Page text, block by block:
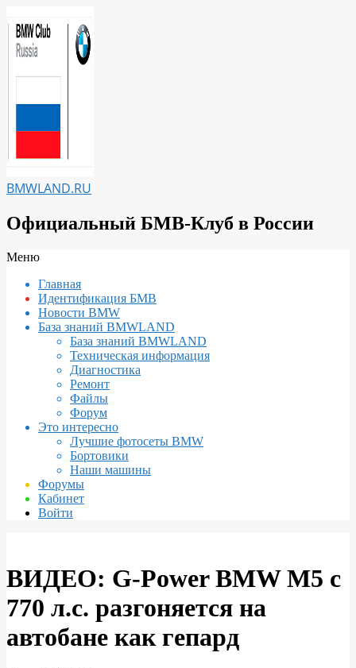
к
содержимому
BMWLAND.RU
Официальный БМВ-Клуб в России
Вторичное
навигации
Меню
Главная
Идентификация БМВ
Новости BMW
База знаний BMWLAND
База знаний BMWLAND
Техническая информация
Диагностика
Ремонт
Файлы
Форум
Это интересно
Лучшие фотосеты BMW
Бортовики
Наши машины
Форумы
Кабинет
Войти
ВИДЕО: G-Power BMW M5 с
770 л.с. разгоняется на
автобане как гепард